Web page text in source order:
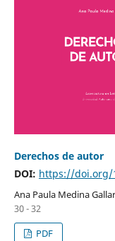
Derechos de autor
DOI: https://doi.org/
Ana Paula Medina
30 - 32
PDF